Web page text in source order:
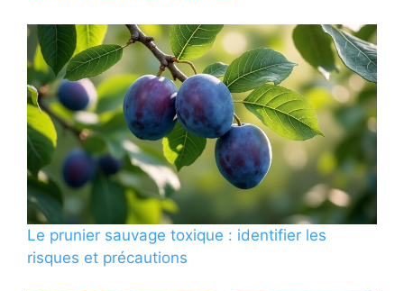
Le prunier sauvage toxique : identifier les
risques et précautions